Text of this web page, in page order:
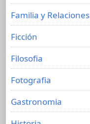
Familia y
Ficción
Filosofia
Fotografia
Gastronomia